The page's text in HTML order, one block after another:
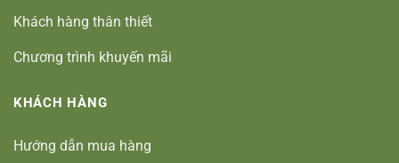
Khách hàng thân thiết
Chương trình khuyến mãi
KHÁCH HÀNG
Hướng dẫn mua hàng